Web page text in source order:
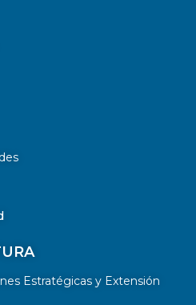
Estratégicas y Extensión